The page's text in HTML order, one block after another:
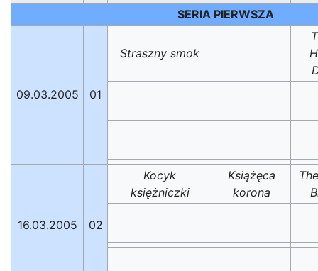
SERIA PIERWSZA
09.03.2005 01
Straszny smok
16.03.2005 02
Kocyk
księżniczki
Książęca
korona